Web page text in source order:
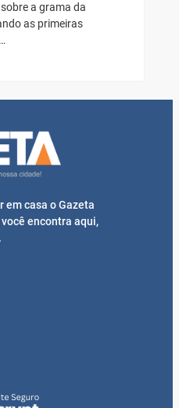
a grama da
as primeiras
em casa o Gazeta
encontra aqui,